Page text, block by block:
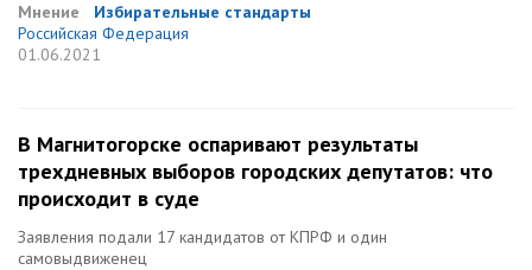
Мнение
Избирательные стандарты
Российская Федерация
01.06.2021
В Магнитогорске оспаривают результаты
трехдневных выборов городских депутатов: что
происходит в суде
Заявления подали 17 кандидатов от КПРФ и один
самовыдвиженец